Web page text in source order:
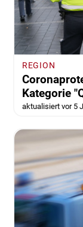
REGION
Kategorie
aktualisiert vor 5